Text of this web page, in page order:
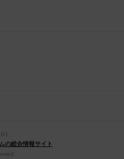
の総合情報サイト